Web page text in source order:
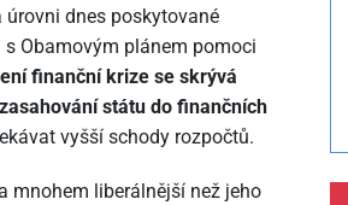
úrovni dnes poskytované
Obamovým plánem pomoci
finanční krize se skrývá
státu do finančních
vyšší schody rozpočtů.
mnohem liberálnější než jeho